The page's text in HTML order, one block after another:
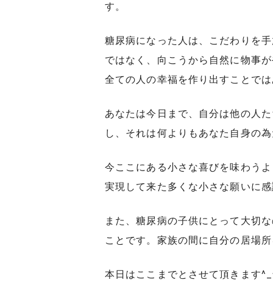
す。
糖尿病になった人は、こだわりを
ではなく、向こうから自然に物事
全ての人の幸福を作り出すことで
あなたは今日まで、自分は他の人
し、それは何よりもあなた自身の為
今ここにある小さな喜びを味わう
実現して来た多くな小さな願いに感
また、糖尿病の子供にとって大切
ことです。家族の間に自分の居場
本日はここまでとさせて頂きます